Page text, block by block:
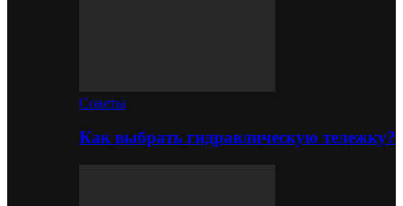
Советы
Как выбрать гидравлическую тележку?